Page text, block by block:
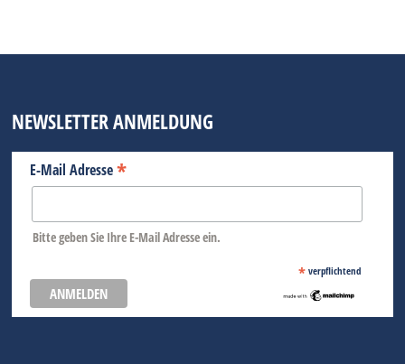
NEWSLETTER ANMELDUNG
E-Mail Adresse*
Bitte geben Sie Ihre E-Mail Adresse ein.
* verpflichtend